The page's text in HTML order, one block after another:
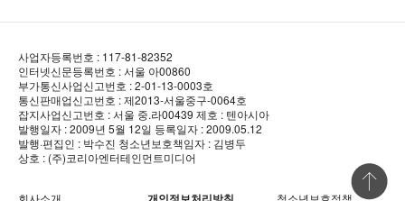
사업자등록번호 : 117-81-82352
인터넷신문등록번호 : 서울 아00860
부가통신사업신고번호 : 2-01-13-0003호
통신판매업신고번호 : 제2013-서울중구-0064호
잡지사업신고번호 : 서울 중.라00439 제호 : 텐아시아
발행일자 : 2009년 5월 12일 등록일자 : 2009.05.12
발행·편집인 : 박수진 청소년보호책임자 : 김병두
상호 : (주)코리아엔터테인먼트미디어
회사소개 청소년보호정책
상단 바로